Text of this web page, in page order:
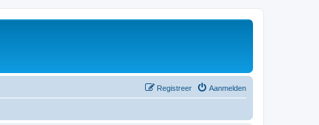
Aanmelden
Registreer